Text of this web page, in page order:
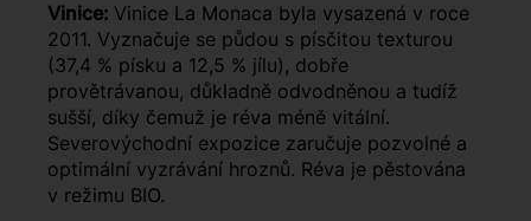
Vinice: Vinice La Monaca byla vysazená v roce
2011. Vyznačuje se půdou s písčitou texturou
(37,4 % písku a 12,5 % jílu), dobře
provětrávanou, důkladně odvodněnou a tudíž
sušší, díky čemuž je réva méně vitální.
Severovýchodní expozice zaručuje pozvolné a
optimální vyzrávání hroznů. Réva je pěstována
v režimu BIO.